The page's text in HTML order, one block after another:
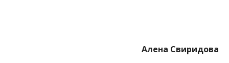
Алена Свиридова